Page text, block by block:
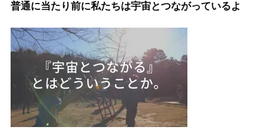
普通に当たり前に私たちは宇宙とつながっているよ